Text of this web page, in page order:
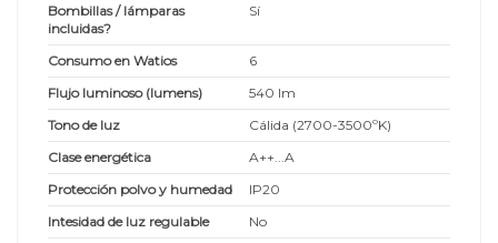
Bombillas / lámparas
incluidas?
Sí
Consumo en Watios
6
Flujo luminoso (lumens)
540 lm
Tono de luz
Cálida (2700-3500ºK)
Clase energética
A++...A
Protección polvo y humedad
IP20
Intesidad de luz regulable
No